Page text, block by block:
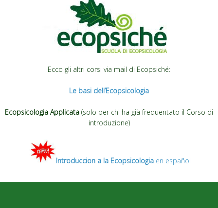
Ecco gli altri corsi via mail di Ecopsiché:
Le basi dell’Ecopsicologia
Ecopsicologia Applicata (solo per chi ha già frequentato il Corso di
introduzione)
Introduccion a la Ecopsicologiaen español